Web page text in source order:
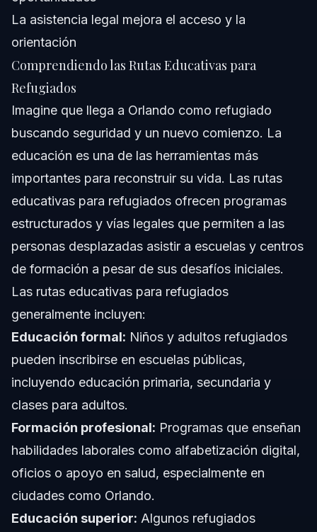
La asistencia legal mejora el acceso y la
orientación
Comprendiendo las Rutas Educativas para
Refugiados
Imagine que llega a Orlando como refugiado
buscando seguridad y un nuevo comienzo. La
educación es una de las herramientas más
importantes para reconstruir su vida. Las rutas
educativas para refugiados ofrecen programas
estructurados y vías legales que permiten a las
personas desplazadas asistir a escuelas y centros
de formación a pesar de sus desafíos iniciales.
Las rutas educativas para refugiados
generalmente incluyen:
Educación formal: Niños y adultos refugiados
pueden inscribirse en escuelas públicas,
incluyendo educación primaria, secundaria y
clases para adultos.
Formación profesional: Programas que enseñan
habilidades laborales como alfabetización digital,
oficios o apoyo en salud, especialmente en
ciudades como Orlando.
Educación superior: Algunos refugiados